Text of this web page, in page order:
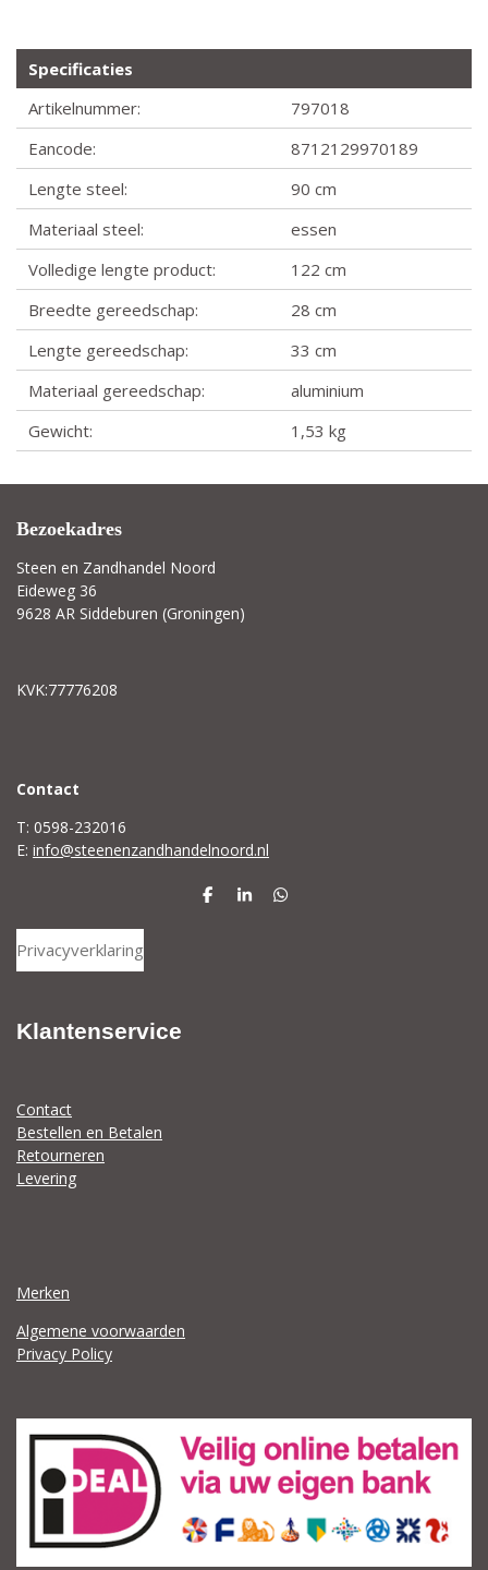
Specificaties
Artikelnummer:
797018
Eancode:
8712129970189
Lengte steel:
90 cm
Materiaal steel:
essen
Volledige lengte product:
122 cm
Breedte gereedschap:
28 cm
Lengte gereedschap:
33 cm
Materiaal gereedschap:
aluminium
Gewicht:
1,53 kg
Bezoekadres
Steen en Zandhandel Noord
Eideweg 36
9628 AR Siddeburen (Groningen)
KVK:77776208
Contact
T: 0598-232016
E: info@steenenzandhandelnoord.nl
D
S
D
Privacyverklaring
Klantenservice
Contact
Bestellen en Betalen
Retourneren
Levering
Merken
Algemene voorwaarden
Privacy Policy